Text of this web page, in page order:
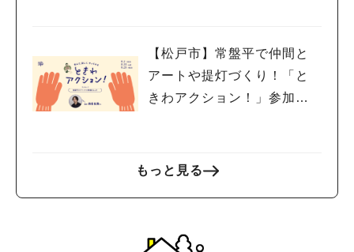
【松戸市】常盤平で仲間と
アートや提灯づくり！「と
きわアクション！」参加者
もっと見る